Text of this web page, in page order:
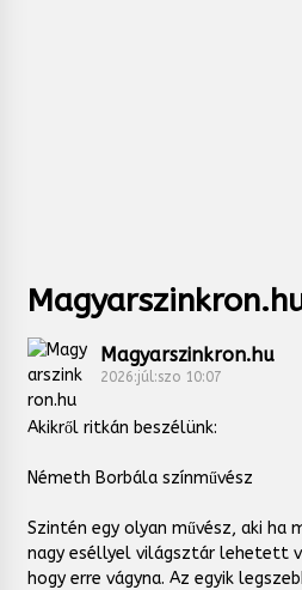
Magyarszinkron.hu
2026:júl:szo 10:07
Akikről ritkán beszélünk:
Németh Borbála színművész
Szintén egy olyan művész, aki ha
nagy eséllyel világsztár lehetett
hogy erre vágyna. Az egyik